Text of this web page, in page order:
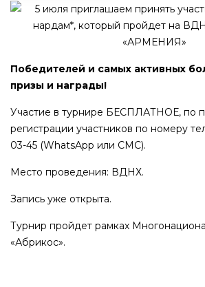
Победителей и самых активных
призы и награды!
Участие в турнире БЕСПЛАТНОЕ, по
регистрации участников по номеру
03-45 (WhatsApp или СМС).
Место проведения: ВДНХ.
Запись уже открыта.
Турнир пройдет рамках
«Абрикос».